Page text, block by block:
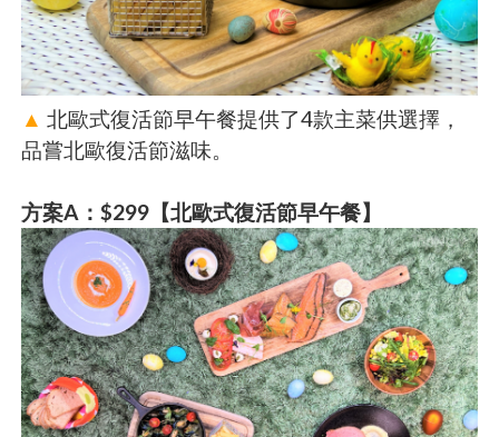
▲ 北歐式復活節早午餐提供了4款主菜供選擇，
品嘗北歐復活節滋味。
方案A：$299【北歐式復活節早午餐】